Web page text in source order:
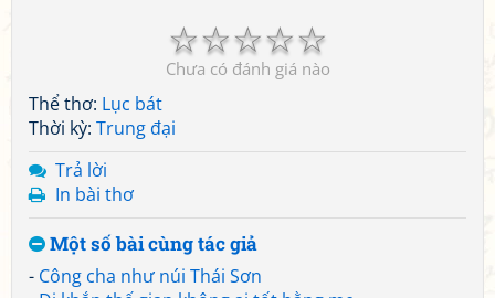
☆
☆
☆
☆
☆
Chưa có đánh giá nào
Thể thơ: Lục bát
Thời kỳ: Trung đại
Trả lời
In bài thơ
Một số bài cùng tác giả
- Công cha như núi Thái Sơn